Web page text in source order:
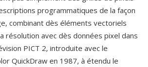
programmatiques de la façon
combinant dès éléments vectoriels
résolution avec dès données pixel dans
PICT 2, introduite avec le
QuickDraw en 1987, à étendu le